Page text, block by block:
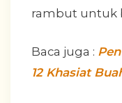
rambut untuk
Baca juga :
12 Khasiat